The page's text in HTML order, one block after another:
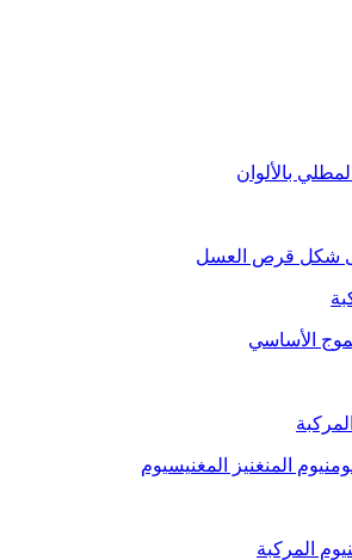
بالألوان
شكل قرص العسل
الأساسي
المنغنيز المغنيسيوم
المركبة